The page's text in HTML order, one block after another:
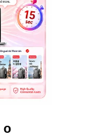
o